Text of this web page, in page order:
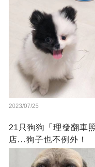
2023/07/25
21只狗狗「理發翻車
店...狗子也不例外！